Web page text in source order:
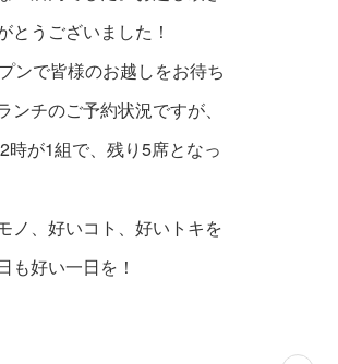
とうございました！
ンで皆様のお越しをお待ち
ンチのご予約状況ですが、
時が1組で、残り5席となっ
ノ、好いコト、好いトキを
も好い一日を！